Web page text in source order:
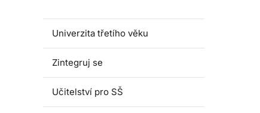
Univerzita třetího věku
Zintegruj se
Učitelství pro SŠ